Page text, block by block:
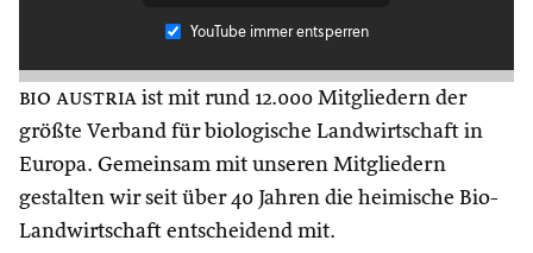
YouTube immer entsperren
bio austria ist mit rund 12.000 Mitgliedern der
größte Verband für biologische Landwirtschaft in
Europa. Gemeinsam mit unseren Mitgliedern
gestalten wir seit über 40 Jahren die heimische Bio-
Landwirtschaft entscheidend mit.